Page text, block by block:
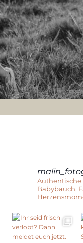
Authentische
Babybauch,